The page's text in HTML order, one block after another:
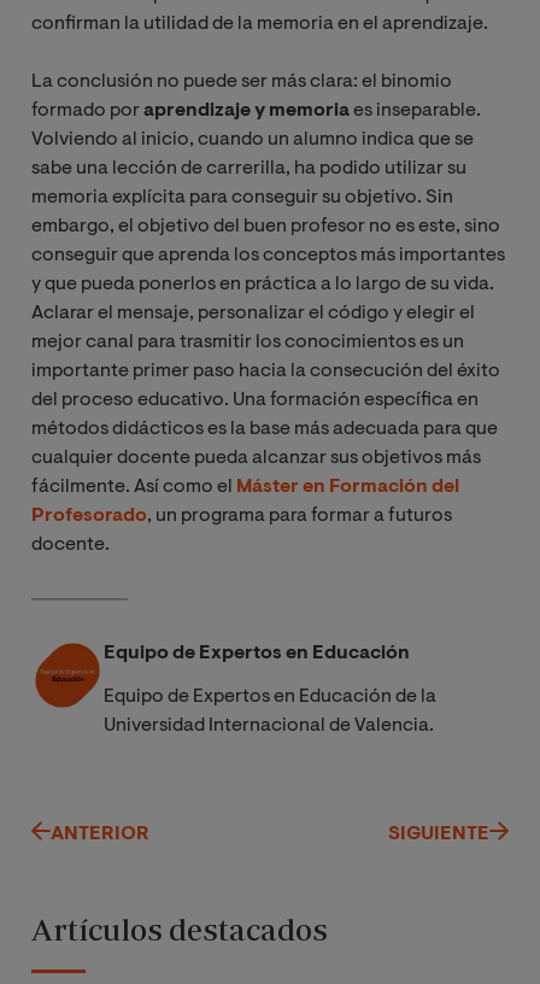
confirman la utilidad de la memoria en el aprendizaje.
La conclusión no puede ser más clara: el binomio
formado poraprendizaje y memoriaes inseparable.
Volviendo al inicio, cuando un alumno indica que se
sabe una lección de carrerilla, ha podido utilizar su
memoria explícita para conseguir su objetivo. Sin
embargo, el objetivo del buen profesor no es este, sino
conseguir que aprenda los conceptos más importantes
y que pueda ponerlos en práctica a lo largo de su vida.
Aclarar el mensaje, personalizar el código y elegir el
mejor canal para trasmitir los conocimientos es un
importante primer paso hacia la consecución del éxito
del proceso educativo. Una formación específica en
métodos didácticos es la base más adecuada para que
cualquier docente pueda alcanzar sus objetivos más
fácilmente. Así como el
Máster en Formación del
Profesorado, un programa para formar a futuros
docente.
Equipo de Expertos en Educación
Equipo de Expertos en Educación de la
Universidad Internacional de Valencia.
ANTERIOR SIGUIENTE
Artículos destacados